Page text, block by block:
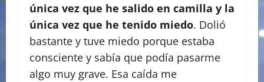
única vez que he salido en camilla y la
única vez que he tenido miedo. Dolió
bastante y tuve miedo porque estaba
consciente y sabía que podía pasarme
algo muy grave. Esa caída me